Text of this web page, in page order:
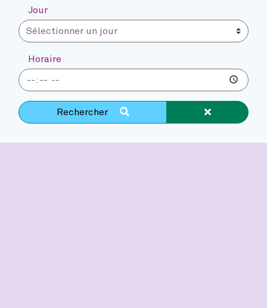
Jour
Horaire
Rechercher Supprimer la